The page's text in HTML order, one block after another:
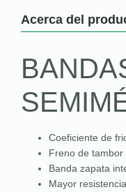
Acerca del
Coeficiente de
Freno de
Banda zapata
Mayor